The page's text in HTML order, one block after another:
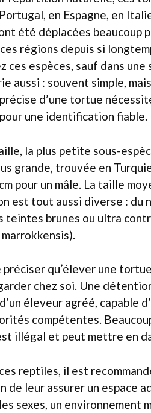
en Espagne, en
été déplacées beaucoup
régions depuis si
ces espèces, sauf dans
aussi : souvent simple,
d’une tortue
une identification fiable.
la plus petite sous-
grande, trouvée en
pour un mâle. La taille
est tout aussi diverse : du
teintes brunes ou ultra
préciser qu’élever une
chez soi. Une
éleveur agréé, capable
compétentes.
illégal et peut mettre en
reptiles, il est
de leur assurer un espace
sexes, un